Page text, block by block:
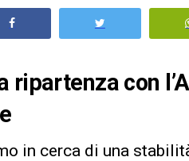
ripartenza con
in cerca di una